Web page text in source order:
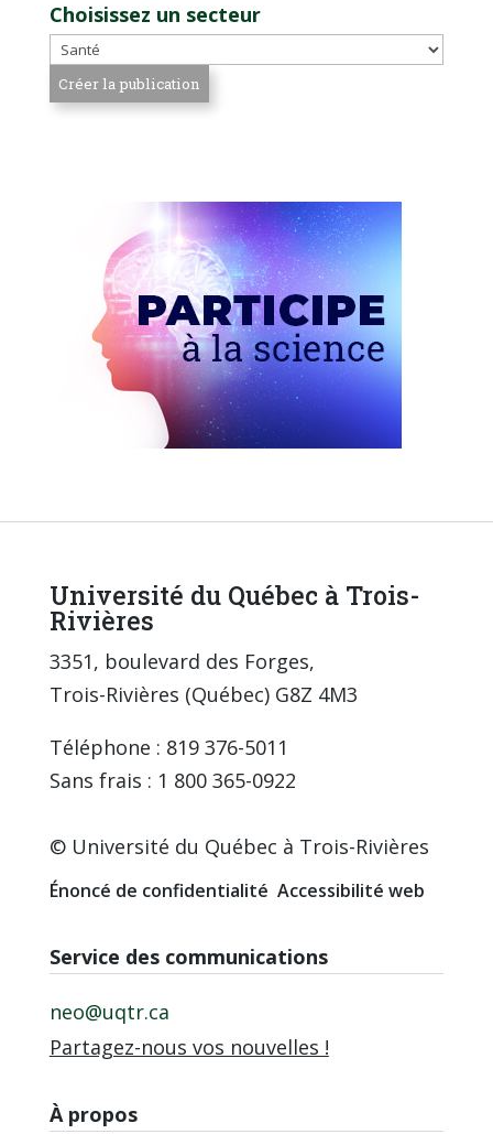
Choisissez un secteur
Université du Québec à Trois-
Rivières
3351, boulevard des Forges,
Trois-Rivières (Québec) G8Z 4M3
Téléphone : 819 376-5011
Sans frais : 1 800 365-0922
© Université du Québec à Trois-Rivières
Énoncé de confidentialité Accessibilité web
Service des communications
neo@uqtr.ca
Partagez-nous vos nouvelles !
À propos